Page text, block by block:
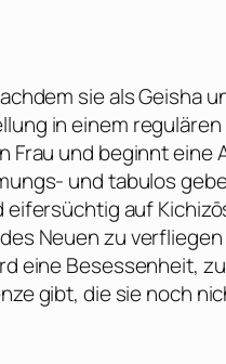
sie als
in einem
Frau und beginnt eine
und tabulos
auf
Neuen zu
eine Besessenheit,
gibt, die sie noch